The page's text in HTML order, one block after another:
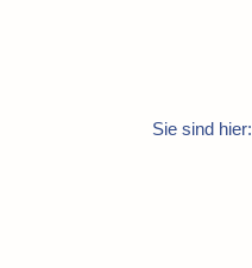
Sie sind hier: